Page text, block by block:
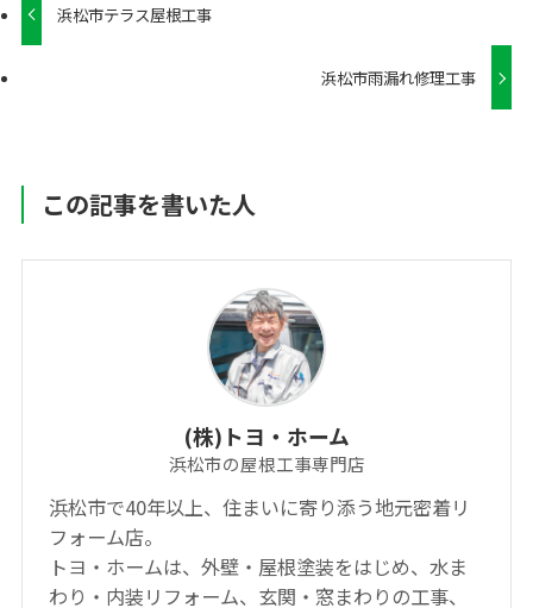
浜松市テラス屋根工事
浜松市雨漏れ修理工事
この記事を書いた人
(株)トヨ・ホーム
浜松市の屋根工事専門店
浜松市で40年以上、住まいに寄り添う地元密着リ
フォーム店。
トヨ・ホームは、外壁・屋根塗装をはじめ、水ま
わり・内装リフォーム、玄関・窓まわりの工事、